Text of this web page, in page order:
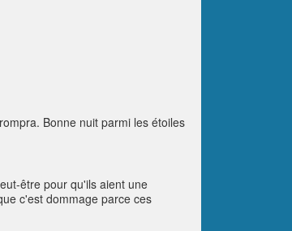
Bonne nuit parmi les étoiles
être pour qu'ils aient une
c'est dommage parce ces